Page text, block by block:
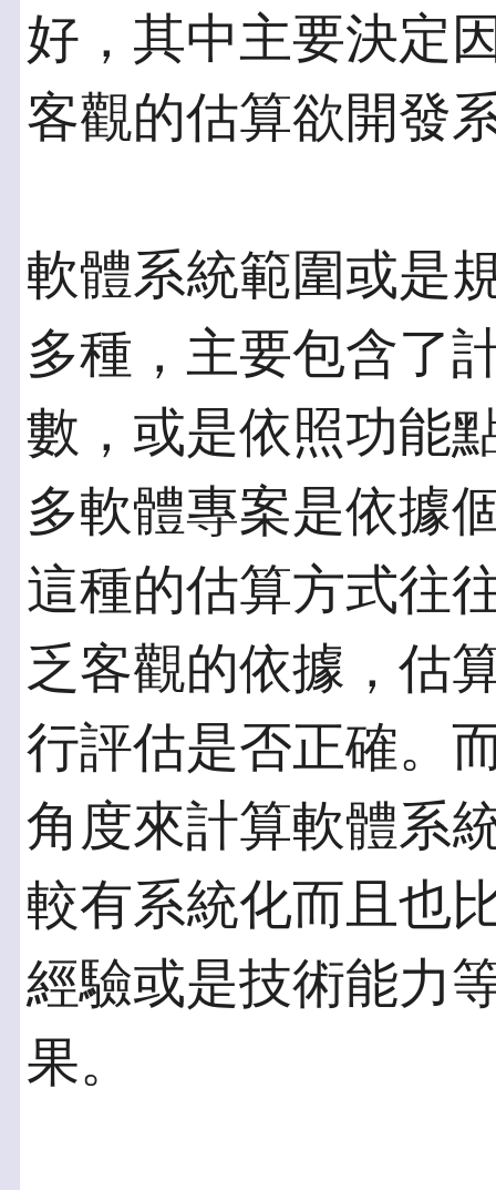
好，其中主要決定
客觀的估算欲開發
軟體系統範圍或是
多種，主要包含了
數，或是依照功能
多軟體專案是依據
這種的估算方式往
乏客觀的依據，估
行評估是否正確。
角度來計算軟體系
較有系統化而且也
經驗或是技術能力
果。